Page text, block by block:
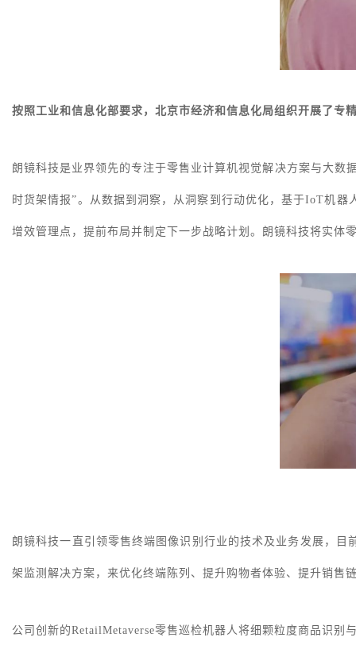
按照工业和信息化部要求，北京市经济和信息化局组织开展了专
朗镜科技是业界领先的专注于零售业计算机视觉解决方案与大
时货架情报”。从数据到洞察，从洞察到行动优化，基于IoT机
增效管理点，提前布局并制定下一步战略计划。朗镜科技将实体
朗镜科技一直引领零售终端图像识别行业的技术及业务发展，
架监测解决方案，来优化终端陈列、提升购物者体验、提升销售
公司创新的RetailMetaverse零售巡检机器人将细颗粒度商品识别